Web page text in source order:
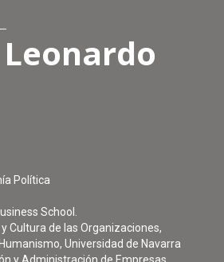
Política
School.
Cultura de las Organizaciones,
Universidad de Navarra